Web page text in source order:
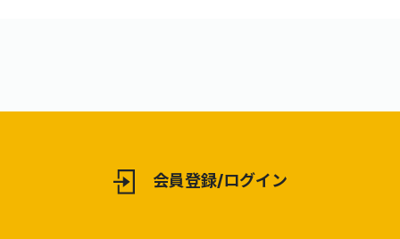
会員登録/ログイン